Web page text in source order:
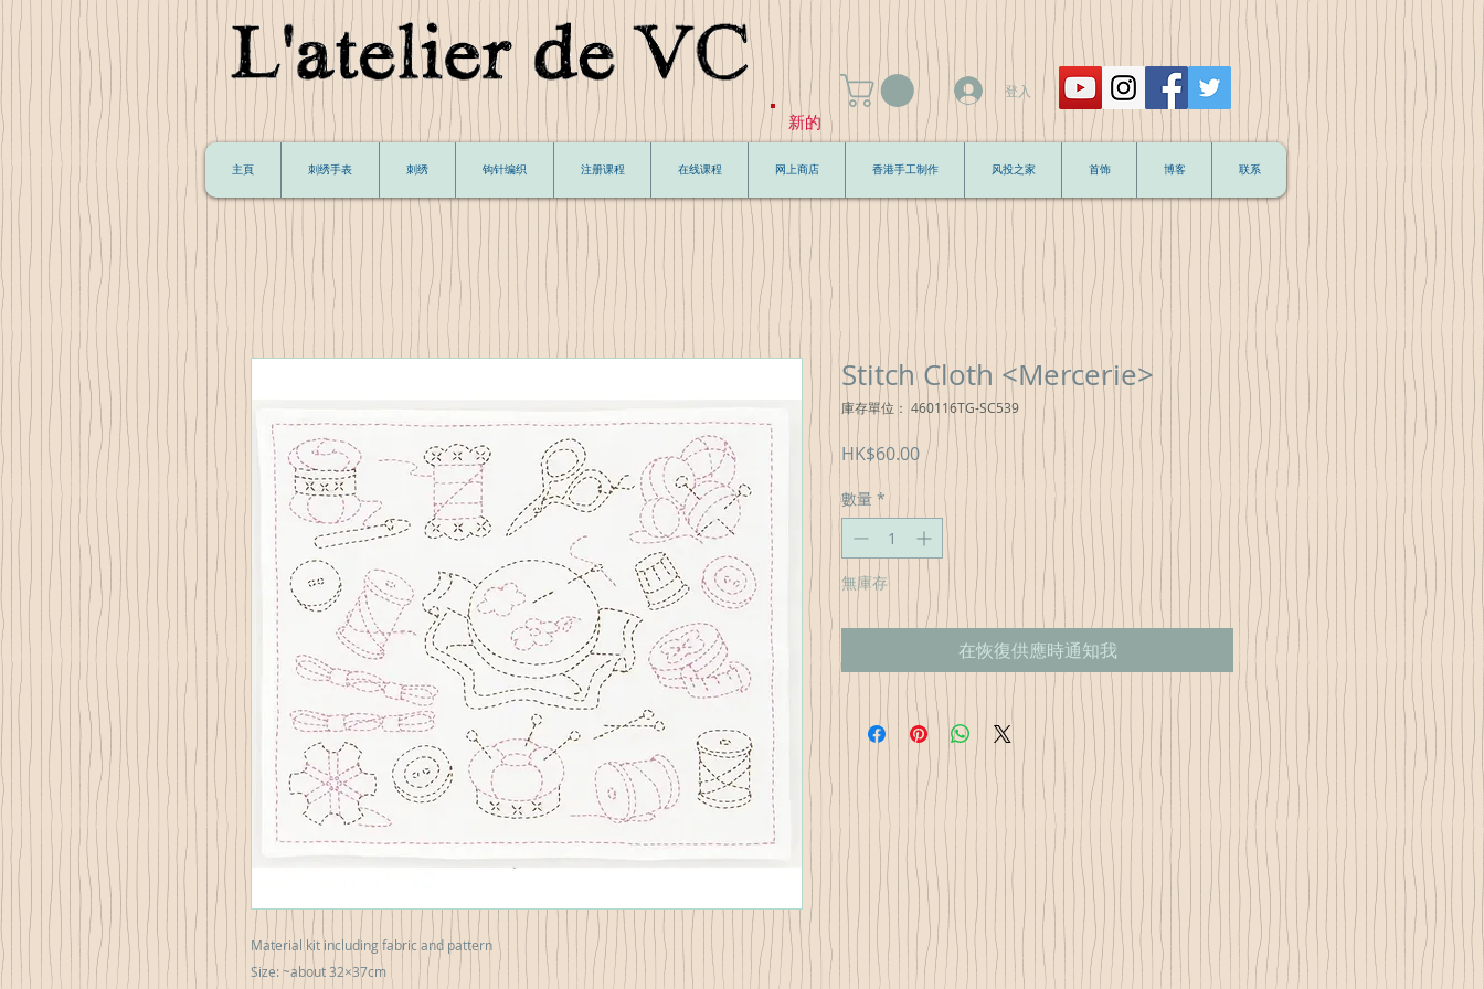
新的
登入
主頁 刺绣手表 刺绣 钩针编织 注册课程 在线课程 网上商店 香港手工制作 风投之家 首饰 博客 联系
Material kit including fabric and pattern
Size: ~about 32×37cm
Stitch Cloth <Mercerie>
庫存單位： 460116TG-SC539
HK$60.00價
格
數量 *
無庫存
在恢復供應時通知我